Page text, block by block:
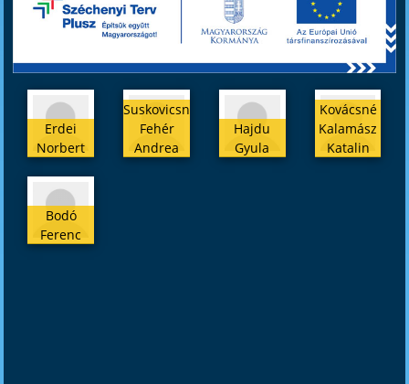
Erdei
Norbert
Suskovicsné
Fehér
Andrea
Hajdu
Gyula
Kovácsné
Kalamász
Katalin
Bodó
Ferenc